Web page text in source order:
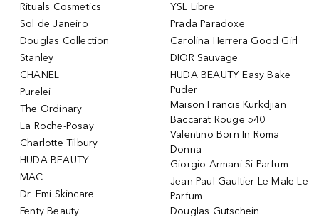
Rituals Cosmetics
Sol de Janeiro
Douglas Collection
Stanley
CHANEL
Purelei
The Ordinary
La Roche-Posay
Charlotte Tilbury
HUDA BEAUTY
MAC
Dr. Emi Skincare
Fenty Beauty
YSL Libre
Prada Paradoxe
Carolina Herrera Good Girl
DIOR Sauvage
HUDA BEAUTY Easy Bake
Puder
Maison Francis Kurkdjian
Baccarat Rouge 540
Valentino Born In Roma
Donna
Giorgio Armani Si Parfum
Jean Paul Gaultier Le Male Le
Parfum
Douglas Gutschein